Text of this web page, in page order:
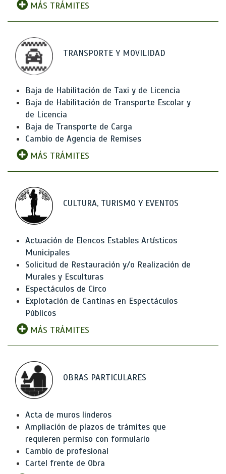
MÁS TRÁMITES
TRANSPORTE Y MOVILIDAD
Baja de Habilitación de Taxi y de Licencia
Baja de Habilitación de Transporte Escolar y
de Licencia
Baja de Transporte de Carga
Cambio de Agencia de Remises
MÁS TRÁMITES
CULTURA, TURISMO Y EVENTOS
Actuación de Elencos Estables Artísticos
Municipales
Solicitud de Restauración y/o Realización de
Murales y Esculturas
Espectáculos de Circo
Explotación de Cantinas en Espectáculos
Públicos
MÁS TRÁMITES
OBRAS PARTICULARES
Acta de muros linderos
Ampliación de plazos de trámites que
requieren permiso con formulario
Cambio de profesional
Cartel frente de Obra